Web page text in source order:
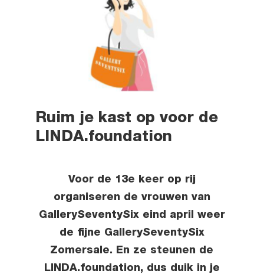
Ruim je kast op voor de
LINDA.foundation
Voor de 13e keer op rij
organiseren de vrouwen van
GallerySeventySix eind april weer
de fijne GallerySeventySix
Zomersale. En ze steunen de
LINDA.foundation, dus duik in je